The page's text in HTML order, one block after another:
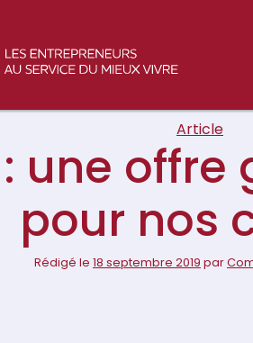
Article
une offre
pour nos
Rédigé le 18 septembre 2019 par